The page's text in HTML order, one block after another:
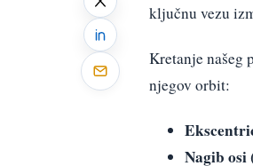
ključnu vezu
Kretanje našeg
njegov orbit:
Nagib